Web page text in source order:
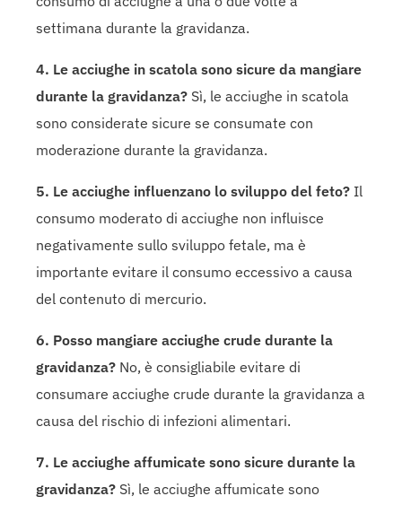
settimana durante la gravidanza.
4. Le acciughe in scatola sono sicure da mangiare
durante la gravidanza? Sì, le acciughe in scatola
sono considerate sicure se consumate con
moderazione durante la gravidanza.
5. Le acciughe influenzano lo sviluppo del feto? Il
consumo moderato di acciughe non influisce
negativamente sullo sviluppo fetale, ma è
importante evitare il consumo eccessivo a causa
del contenuto di mercurio.
6. Posso mangiare acciughe crude durante la
gravidanza? No, è consigliabile evitare di
consumare acciughe crude durante la gravidanza a
causa del rischio di infezioni alimentari.
7. Le acciughe affumicate sono sicure durante la
gravidanza? Sì, le acciughe affumicate sono